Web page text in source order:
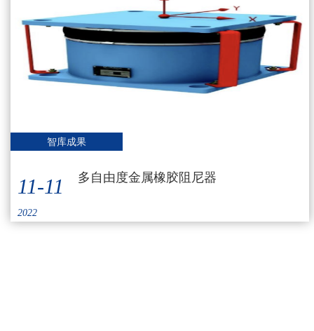
智库成果
11-11
2022
多自由度金属橡胶阻尼器